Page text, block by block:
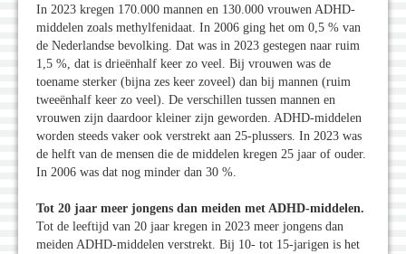
In 2023 kregen 170.000 mannen en 130.000 vrouwen ADHD-
middelen zoals methylfenidaat. In 2006 ging het om 0,5 % van
de Nederlandse bevolking. Dat was in 2023 gestegen naar ruim
1,5 %, dat is drieënhalf keer zo veel. Bij vrouwen was de
toename sterker (bijna zes keer zoveel) dan bij mannen (ruim
tweeënhalf keer zo veel). De verschillen tussen mannen en
vrouwen zijn daardoor kleiner zijn geworden. ADHD-middelen
worden steeds vaker ook verstrekt aan 25-plussers. In 2023 was
de helft van de mensen die de middelen kregen 25 jaar of ouder.
In 2006 was dat nog minder dan 30 %.
Tot 20 jaar meer jongens dan meiden met ADHD-middelen.
Tot de leeftijd van 20 jaar kregen in 2023 meer jongens dan
meiden ADHD-middelen verstrekt. Bij 10- tot 15-jarigen is het